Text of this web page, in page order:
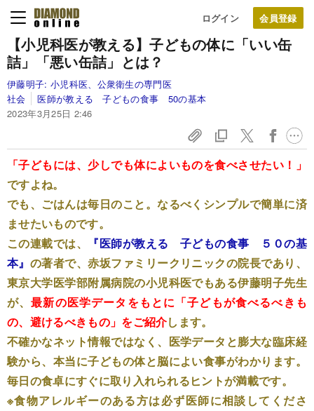
ログイン
【小児科医が教える】子どもの体に「いい缶
詰」「悪い缶詰」とは？
伊藤明子: 小児科医、公衆衛生の専門医
社会
医師が教える 子どもの食事 50の基本
2023年3月25日 2:46
「子どもには、少しでも体によいものを食べさせたい！」
ですよね。
でも、ごはんは毎日のこと。なるべくシンプルで簡単に済
ませたいものです。
この連載では、
『医師が教える 子どもの食事 ５０の基
本』 の著者で、赤坂ファミリークリニックの院長であり、
東京大学医学部附属病院の小児科医でもある伊藤明子先生
が、最新の医学データをもとに「子どもが食べるべきも
の、避けるべきもの」をご紹介します。
不確かなネット情報ではなく、医学データと膨大な臨床経
験から、本当に子どもの体と脳によい食事がわかります。
毎日の食卓にすぐに取り入れられるヒントが満載です。
※食物アレルギーのある方は必ず医師に相談してくださ